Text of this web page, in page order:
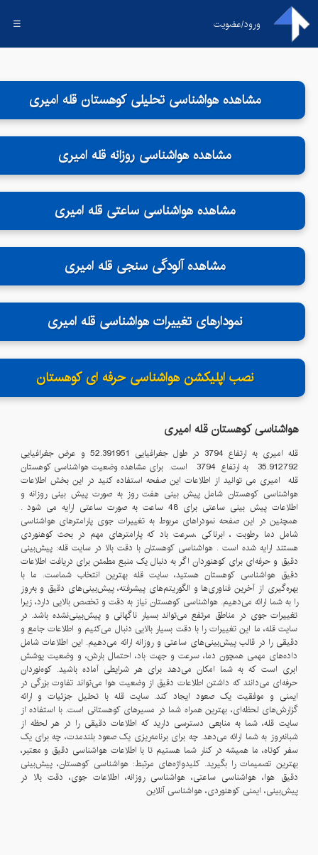
ورود/عضویت ☰
مشاهده هواشناسی تحلیلی کوهستان قله امیری
مشاهده هواشناسی روزانه قله امیری
مشاهده هواشناسی ساعتی قله امیری
مشاهده آلودگی سنجی قله امیری
نمودارهای تغییرات هواشناسی قله امیری
نصب اپلیکشن هواشناسی حرفه ای کوهستان
هواشناسی کوهستان قلهامیری
قله امیری به ارتفاع 3794
52.391951
35.912792
3794
است. برای مشاهده وضعیت هواشناسی کوهستان
قله امیری می توانید از اطلاعات این صفحه استفاده کنید در این بخش اطلاعات
هواشناسی کوهستان شامل پیش بینی هفت روز به صورت پیش بینی روزانه و
اطلاعات پیش بینی ساعتی برای 48 ساعت به صورت ساعتی ارایه می شود .
همچنین در این صفحه نمودراهای مربوط به تغییرات جوی پارامترهای هواشناسی
شامل دما ،رطوبت ، ابرناکی ،سرعت باد که پارامترهای مهم در بحث کوهنوردی
هستند ارایه شده است . هواشناسی کوهستان با دقت بالا در سایت قله: پیش‌بینی
دقیق و حرفه‌ای برای کوهنوردان اگر به دنبال یک منبع مطمئن برای دریافت اطلاعات
دقیق هواشناسی کوهستان هستید، سایت قله بهترین انتخاب شماست. ما با
بهره‌گیری از آخرین فناوری‌ها و الگوریتم‌های پیشرفته، پیش‌بینی‌های دقیق و به‌روز
را به شما ارائه می‌دهیم. هواشناسی کوهستان نیاز به دقت و تخصص بالایی دارد، زیرا
تغییرات جوی در مناطق مرتفع می‌تواند بسیار ناگهانی و پیش‌بینی‌نشده باشد. در
سایت قله، ما این تغییرات را با دقت بسیار بالایی دنبال می‌کنیم و اطلاعات جامع و
دقیقی را در قالب پیش‌بینی‌های ساعتی و روزانه ارائه می‌دهیم. این اطلاعات شامل
داده‌های مهمی همچون دما، سرعت و جهت باد، احتمال بارش، و وضعیت پوشش
ابری است که به شما امکان می‌دهد برای هر شرایطی آماده باشید. کوه‌نوردان
حرفه‌ای می‌دانند که داشتن اطلاعات دقیق از وضعیت هوا می‌تواند تفاوت بزرگی در
ایمنی و موفقیت یک صعود ایجاد کند. سایت قله با تحلیل جزئیات و ارائه
گزارش‌های لحظه‌ای، بهترین همراه شما در مسیرهای کوهستانی است. با استفاده از
سایت قله، شما به منابعی دسترسی دارید که اطلاعات دقیقی را در هر لحظه از
شبانه‌روز به شما ارائه می‌دهد. چه برای برنامه‌ریزی یک صعود بلندمدت، چه برای یک
سفر کوتاه، ما همیشه در کنار شما هستیم تا با اطلاعات هواشناسی دقیق و معتبر،
بهترین تصمیمات را بگیرید. کلیدواژه‌های مرتبط: هواشناسی کوهستان، پیش‌بینی
دقیق هوا، هواشناسی ساعتی، هواشناسی روزانه، اطلاعات جوی، دقت بالا در
پیش‌بینی، ایمنی کوهنوردی، هواشناسی آنلاین